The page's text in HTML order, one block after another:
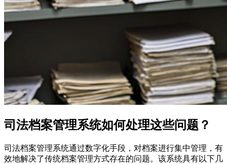
司法档案管理系统如何处理这些问题？
司法档案管理系统通过数字化手段，对档案进行集中管理，有
效地解决了传统档案管理方式存在的问题。该系统具有以下几